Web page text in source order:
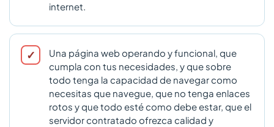
internet.
Una página web operando y funcional, que
cumpla con tus necesidades, y que sobre
todo tenga la capacidad de navegar como
necesitas que navegue, que no tenga enlaces
rotos y que todo esté como debe estar, que el
servidor contratado ofrezca calidad y